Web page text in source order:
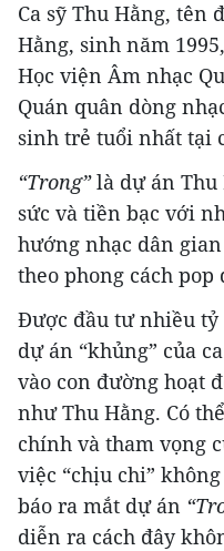
Ca sỹ Thu Hằng, tên
Hằng, sinh năm
Học viện Âm nhạc
Quán quân dòng
sinh trẻ tuổi nhất tại
“Trong”là dự án
sức và tiền bạc với
hướng nhạc dân
theo phong cách pop
Được đầu tư nhiều tỷ
dự án “khủng” của
vào con đường hoạt
như Thu Hằng. Có
chính và tham vọng
việc “chịu chi”
báo ra mắt dự án
diễn ra cách đây